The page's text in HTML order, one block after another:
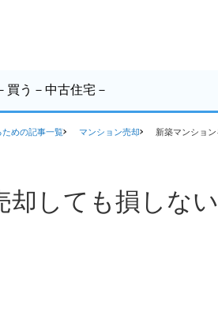
買う －中古住宅－
ための記事一覧 マンション売却 新築マンショ
却しても損しな